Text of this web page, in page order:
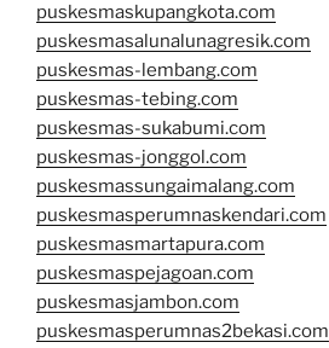
puskesmaskupangkota.com
puskesmasalunalunagresik.com
puskesmas-lembang.com
puskesmas-tebing.com
puskesmas-sukabumi.com
puskesmas-jonggol.com
puskesmassungaimalang.com
puskesmasperumnaskendari.com
puskesmasmartapura.com
puskesmaspejagoan.com
puskesmasjambon.com
puskesmasperumnas2bekasi.com